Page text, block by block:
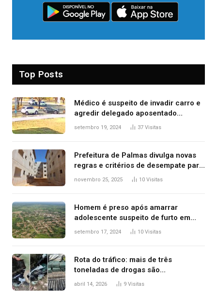
Top Posts
Médico é suspeito de invadir carro e
agredir delegado aposentado
durante confusão no trânsito
setembro 19, 2024 37 Visitas
Prefeitura de Palmas divulga novas
regras e critérios de desempate para
seleção de famílias no Minha Casa,
novembro 25, 2025 10 Visitas
Homem é preso após amarrar
adolescente suspeito de furto em
estaca de cerca e agredi-lo
setembro 17, 2024 10 Visitas
Rota do tráfico: mais de três
toneladas de drogas são
apreendidas no TO em três meses
abril 14, 2026 9 Visitas